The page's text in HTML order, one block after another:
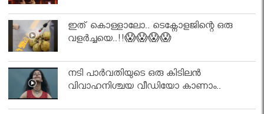
ഇത് കൊള്ളാലോ.. ടെക്നോളജിന്റെ ഒരു
വളർച്ചയെ..!!😱😱😱😱
നടി പാർവതിയുടെ ഒരു കിടിലൻ
വിവാഹനിശ്ചയ വീഡിയോ കാണാം..